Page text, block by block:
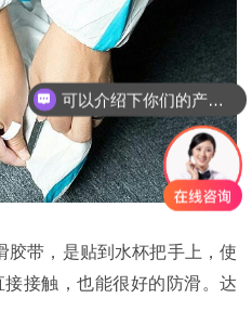
胶带，是贴到水杯把手上，使
接触，也能很好的防滑。达
可以介绍下你们的产品么？